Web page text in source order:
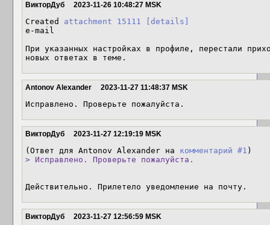
ВикторДуб 2023-11-26 10:48:27 MSK
Created attachment 15111
[details]
e-mail
При указанных настройках в профиле, перестали
новых ответах в теме.
Antonov Alexander 2023-11-27 11:48:37 MSK
Исправлено. Проверьте пожалуйста.
ВикторДуб 2023-11-27 12:19:19 MSK
(Ответ для Antonov Alexander на комментарий #1
> Исправлено. Проверьте пожалуйста.
Действительно. Прилетело уведомление на почту.
ВикторДуб 2023-11-27 12:56:59 MSK